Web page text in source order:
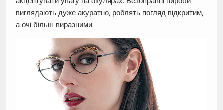
виглядають дуже акуратно, роблять погляд відкритим,
а очі більш виразними.